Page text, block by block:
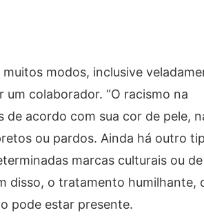
modos, inclusive
colaborador. “O racismo na
acordo com sua cor de pele,
ou pardos. Ainda há outro
marcas culturais ou de
disso, o tratamento humilhante,
pode estar presente.